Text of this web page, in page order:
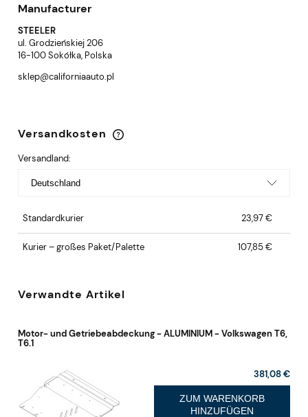
Manufacturer
STEELER
ul. Grodzieńskiej 206
16-100 Sokółka, Polska
sklep@californiaauto.pl
Versandkosten
Im Preis sind keine Zahlungskosten enthalten
Versandland:
Standardkurier 23,97 €
Kurier – großes Paket/Palette 107,85 €
Verwandte Artikel
Motor- und Getriebeabdeckung - ALUMINIUM - Volkswagen T6,
T6.1
381,08 €
ZUM WARENKORB
HINZUFÜGEN